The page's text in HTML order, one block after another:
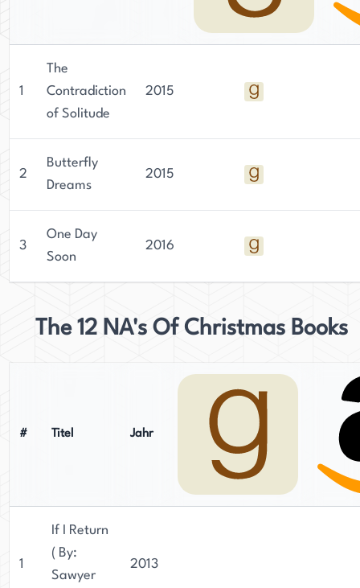
1
The
Contradiction
of Solitude
2015
2
Butterfly
Dreams
2015
3
One Day
Soon
2016
The 12 NA's Of Christmas Books
# Titel Jahr
1
If I Return
( By:
Sawyer
2013